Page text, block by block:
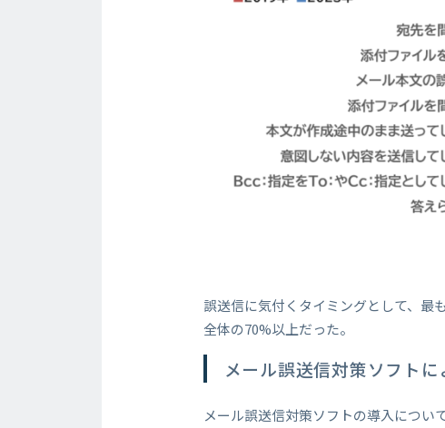
誤送信に気付くタイミングとして、最
全体の70%以上だった。
メール誤送信対策ソフトに
メール誤送信対策ソフトの導入につい